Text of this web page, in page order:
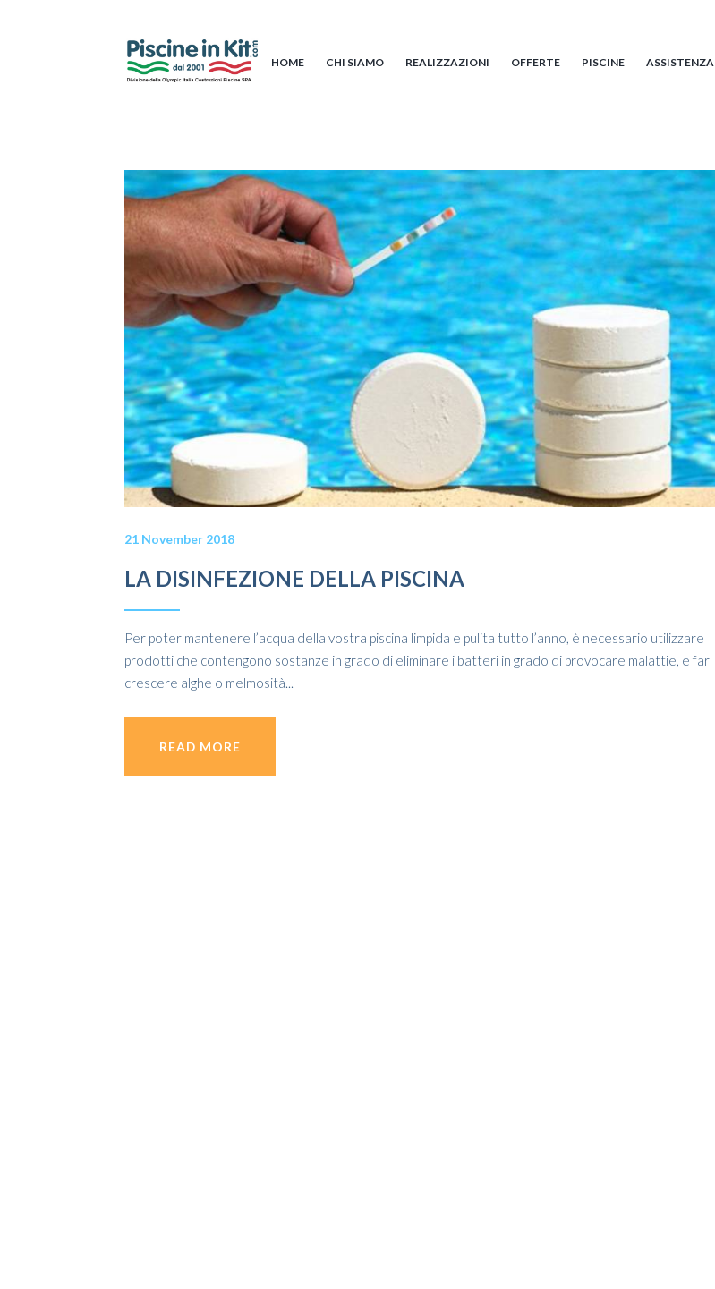
HOME CHI SIAMO REALIZZAZIONI OFFERTE PISCINE ASSISTENZA
21 November 2018
LA DISINFEZIONE DELLA PISCINA
Per poter mantenere l’acqua della vostra piscina limpida e pulita tutto l’anno, è necessario utilizzare
prodotti che contengono sostanze in grado di eliminare i batteri in grado di provocare malattie, e far
crescere alghe o melmosità...
READ MORE